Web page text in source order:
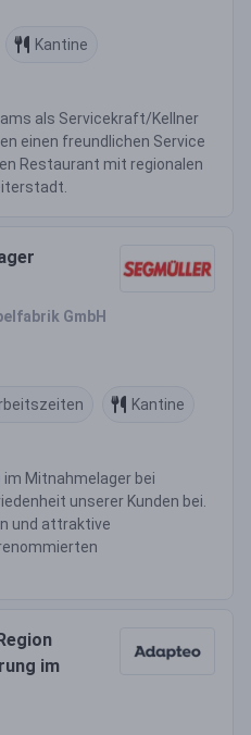
Kantine
als Servicekraft/Kellner
einen freundlichen Service
Restaurant mit regionalen
GmbH
Kantine
Mitnahmelager bei
unserer Kunden bei.
und attraktive
im